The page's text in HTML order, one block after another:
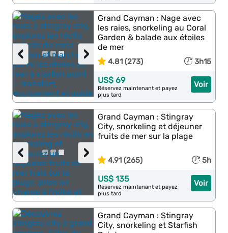
›
‹
Grand Cayman : Nage avec
les raies, snorkeling au Coral
Garden & balade aux étoiles
de mer
4.81 (273) 3h15
Voir
US$ 69
Réservez maintenant et payez
plus tard
›
‹
Grand Cayman : Stingray
City, snorkeling et déjeuner
fruits de mer sur la plage
4.91 (265) 5h
Voir
US$ 135
Réservez maintenant et payez
plus tard
Grand Cayman : Stingray
City, snorkeling et Starfish